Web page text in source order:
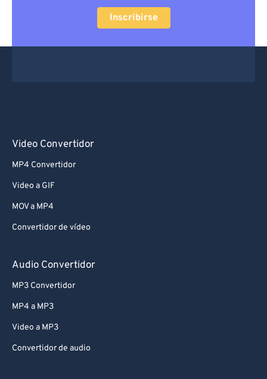
Inscribirse
Video Convertidor
MP4 Convertidor
Video a GIF
MOV a MP4
Convertidor de vídeo
Audio Convertidor
MP3 Convertidor
MP4 a MP3
Video a MP3
Convertidor de audio